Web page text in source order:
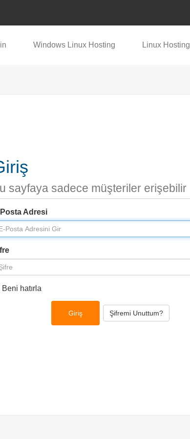
Windows Linux Hosting Linux Hosting
sayfaya sadece müşteriler erişebilir
Adresi
Beni hatırla
Şifremi Unuttum?